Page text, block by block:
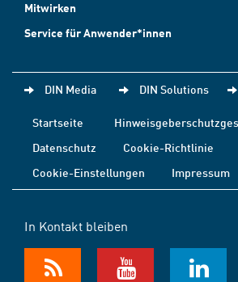
Mitwirken
Service für Anwender*innen
DIN Media DIN Solutions
Startseite
Datenschutz
Cookie-Richtlinie
Cookie-Einstellungen
Impressum
In Kontakt bleiben